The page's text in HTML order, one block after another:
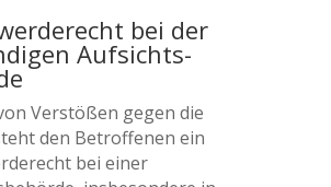
bei der
Aufsichts­
Verstößen gegen die
den Betroffenen ein
bei einer